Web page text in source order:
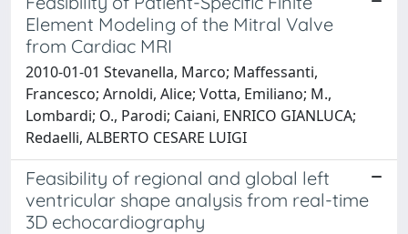
Element Modeling of the Mitral Valve
from Cardiac MRI
2010-01-01 Stevanella, Marco; Maffessanti,
Francesco; Arnoldi, Alice; Votta, Emiliano; M.,
Lombardi; O., Parodi; Caiani, ENRICO GIANLUCA;
Redaelli, ALBERTO CESARE LUIGI
Feasibility of regional and global left
ventricular shape analysis from real-time
3D echocardiography